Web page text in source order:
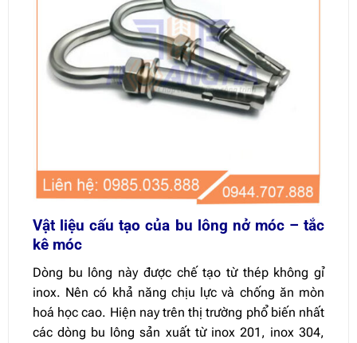
Vật liệu cấu tạo của bu lông nở móc – tắc
kê móc
Dòng bu lông này được chế tạo từ thép không gỉ
inox. Nên có khả năng chịu lực và chống ăn mòn
hoá học cao. Hiện nay trên thị trường phổ biến nhất
các dòng bu lông sản xuất từ inox 201, inox 304,